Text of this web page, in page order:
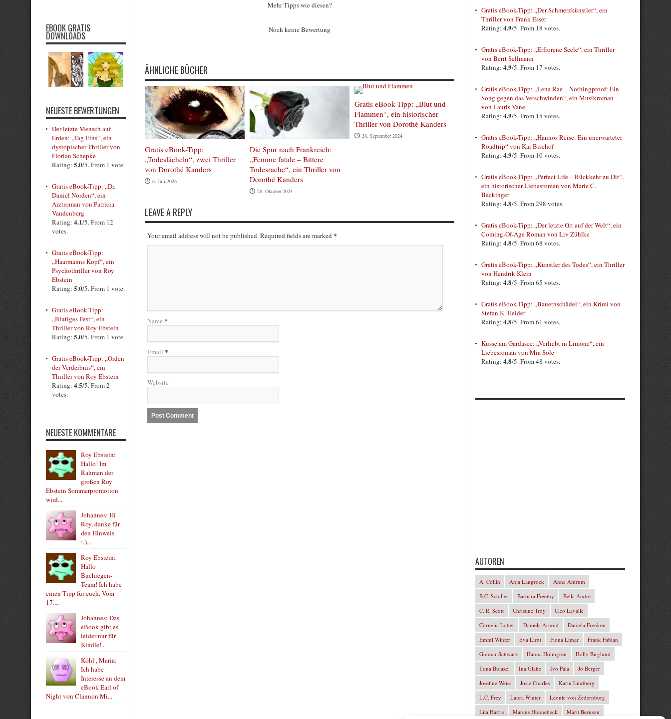
Mehr Tipps wie diesen?
Noch keine Bewertung
ÄHNLICHE BÜCHER
Gratis eBook-Tipp:
„Todeslächeln“, zwei Thriller
von Dorothé Kanders
6. Juli 2026
Die Spur nach Frankreich:
„Femme fatale – Bittere
Todesrache“, ein Thriller von
Dorothé Kanders
28. Oktober 2024
Gratis eBook-Tipp: „Blut und
Flammen“, ein historischer
Thriller von Dorothé Kanders
28. September 2024
LEAVE A REPLY
Your email address will not be published. Required fields are marked *
Name *
Email *
Website
EBOOK GRATIS
DOWNLOADS
NEUESTE BEWERTUNGEN
Der letzte Mensch auf
Erden: „Tag Eins“, ein
dystopischer Thriller von
Florian Schepke
Rating: 5.0/5. From 1 vote.
Gratis eBook-Tipp: „Dr.
Daniel Norden“, ein
Arztroman von Patricia
Vandenberg
Rating: 4.1/5. From 12
votes.
Gratis eBook-Tipp:
„Haarmanns Kopf“, ein
Psychothriller von Roy
Ebstein
Rating: 5.0/5. From 1 vote.
Gratis eBook-Tipp:
„Blutiges Fest“, ein
Thriller von Roy Ebstein
Rating: 5.0/5. From 1 vote.
Gratis eBook-Tipp: „Orden
der Verderbnis“, ein
Thriller von Roy Ebstein
Rating: 4.5/5. From 2
votes.
NEUESTE KOMMENTARE
Roy Ebstein:
Hallo! Im
Rahmen der
großen Roy
Ebstein Sommerpromotion
wird...
Johannes: Hi
Roy, danke für
den Hinweis
:-)...
Roy Ebstein:
Hallo
Buchregen-
Team! Ich habe
einen Tipp für euch. Vom
17....
Johannes: Das
eBook gibt es
leider nur für
Kindle!...
Köhl , Maria:
Ich habe
Interesse an dem
eBook Earl of
Night von Clannon Mi...
Gratis eBook-Tipp: „Der Schmerzkünstler“, ein
Thriller von Frank Esser
Rating: 4.9/5. From 18 votes.
Gratis eBook-Tipp: „Erfrorene Seele“, ein Thriller
von Berit Sellmann
Rating: 4.9/5. From 17 votes.
Gratis eBook-Tipp: „Lena Rae – Nothingproof: Ein
Song gegen das Verschwinden“, ein Musikroman
von Lauris Vane
Rating: 4.9/5. From 15 votes.
Gratis eBook-Tipp: „Hannos Reise: Ein unerwarteter
Roadtrip“ von Kai Bischof
Rating: 4.9/5. From 10 votes.
Gratis eBook-Tipp: „Perfect Life – Rückkehr zu Dir“,
ein historischer Liebesroman von Marie C.
Beckinger
Rating: 4.8/5. From 298 votes.
Gratis eBook-Tipp: „Der letzte Ort auf der Welt“, ein
Coming-Of-Age Roman von Liv Zühlke
Rating: 4.8/5. From 68 votes.
Gratis eBook-Tipp: „Künstler des Todes“, ein Thriller
von Hendrik Klein
Rating: 4.8/5. From 65 votes.
Gratis eBook-Tipp: „Bauernschädel“, ein Krimi von
Stefan K. Heider
Rating: 4.8/5. From 61 votes.
Küsse am Gardasee: „Verliebt in Limone“, ein
Liebesroman von Mia Sole
Rating: 4.8/5. From 48 votes.
AUTOREN
A. Collin Anja Langrock
Anne Amrum
B.C. Schiller
Barbara Freethy
Bella Andre
C. R. Scott
Christine Troy
Cleo Lavalle
Cornelia Lotter
Daniela Arnold
Daniela Frenken
Emmi Winter
Eva Lirot Fiona Limar
Frank Fabian
Gunnar Schwarz
Hanna Holmgren
Holly Birglund
Ilona Bulazel
Ina Glahe Ivo Pala
Jo Berger
Josefine Weiss
Josie Charles
Karin Lindberg
L.C. Frey
Laura Winter
Leonie von Zedernburg
Lita Harris
Marcus Hünnebeck Marit Bernson